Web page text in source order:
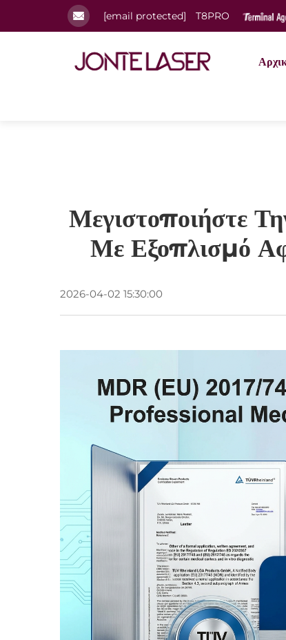
[email protected] T8PRO
Μεγιστοποιήστε
Με Εξοπλισμό
2026-04-02 15:30:00